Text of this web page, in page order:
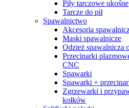
Piły tarczowe ukośne
Tarcze do pił
Spawalnictwo
Akcesoria
Maski spawalnicze
Odzież spawalnicza
Przecinarki
CNC
Spawarki
Spawarki +
Zgrzewarki i
kołków